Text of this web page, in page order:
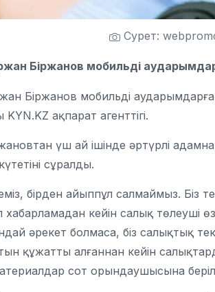
Сурет:
Біржанов мобильді
Біржанов мобильді
ақпарат агенттігі.
үш ай ішінде әртүрлі
сұралды.
бірден айыппұл салмаймыз. Біз
кейін салық төлеуші
әрекет болмаса, біз салықтық
құжатты алғаннан кейін
сот орындаушысына